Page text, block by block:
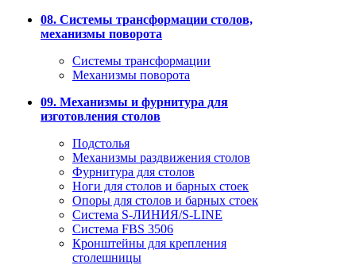
08. Системы трансформации столов,
механизмы поворота
Системы трансформации
Механизмы поворота
09. Механизмы и фурнитура для
изготовления столов
Подстолья
Механизмы раздвижения столов
Фурнитура для столов
Ноги для столов и барных стоек
Опоры для столов и барных стоек
Система S-ЛИНИЯ/S-LINE
Система FBS 3506
Кронштейны для крепления
столешницы